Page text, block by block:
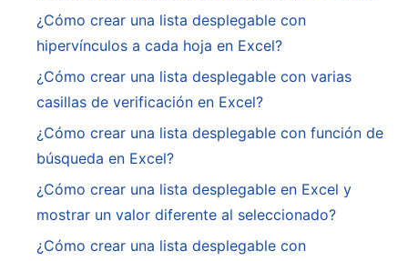
¿Cómo crear una lista desplegable con
hipervínculos a cada hoja en Excel?
¿Cómo crear una lista desplegable con varias
casillas de verificación en Excel?
¿Cómo crear una lista desplegable con función de
búsqueda en Excel?
¿Cómo crear una lista desplegable en Excel y
mostrar un valor diferente al seleccionado?
¿Cómo crear una lista desplegable con